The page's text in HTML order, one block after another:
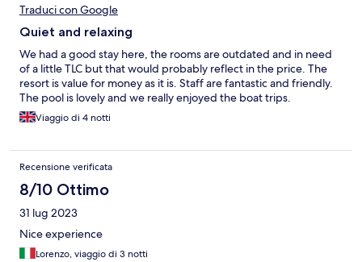
Traduci con Google
Quiet and relaxing
We had a good stay here, the rooms are outdated and in need
of a little TLC but that would probably reflect in the price. The
resort is value for money as it is. Staff are fantastic and friendly.
The pool is lovely and we really enjoyed the boat trips.
Viaggio di 4 notti
Recensione verificata
8/10 Ottimo
31 lug 2023
Nice experience
Lorenzo, viaggio di 3 notti